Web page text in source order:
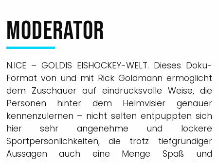
MODERATOR
N.ICE – GOLDIS EISHOCKEY-WELT. Dieses Doku-
Format von und mit Rick Goldmann ermöglicht
dem Zuschauer auf eindrucksvolle Weise, die
Personen hinter dem Helmvisier genauer
kennenzulernen – nicht selten entpuppten sich
hier sehr angenehme und lockere
Sportpersönlichkeiten, die trotz tiefgründiger
Aussagen auch eine Menge Spaß und